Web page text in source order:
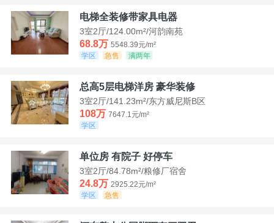
电梯全装修带家具电器
3室2厅/124.00m²/河韵南苑
68.8万 5548.39元/m²
学区
急售 满两年
总高5层电梯洋房 豪华装修
3室2厅/141.23m²/东方威尼斯B区
108万 7647.1元/m²
学区
单位房 有院子 好停车
3室2厅/84.78m²/粮修厂宿舍
24.8万 2925.22元/m²
学区
急售